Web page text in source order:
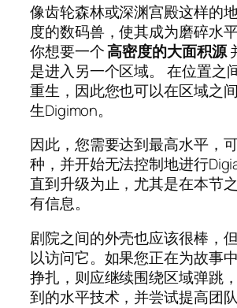
像齿轮森林或深渊宫殿这样的
度的数码兽，使其成为磨碎水平
你想要一个高密度的大面积源
是进入另一个区域。
在位置之
重生，因此您也可以在区域之
生Digimon。
因此，您需要达到最高水平，
种，并开始无法控制地进行
直到升级为止，尤其是在本节
有信息。
剧院之间的外壳也应该很棒，
以访问它。如果您正在为故事
挣扎，则应继续围绕区域弹跳
到的水平技术，并尝试提高团队